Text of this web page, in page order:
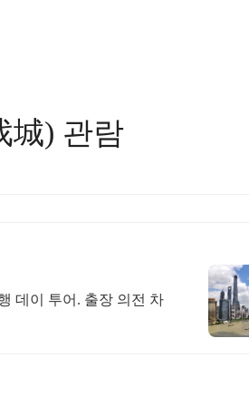
城) 관람
데이 투어. 출장 의전 차